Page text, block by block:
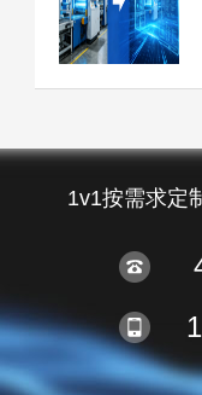
1v1按需求定